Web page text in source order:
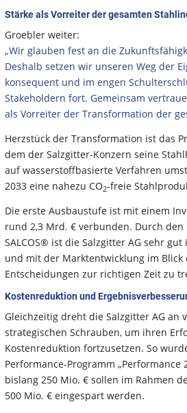
Stärke als Vorreiter der gesamten
Groebler weiter:
„Wir glauben fest an die
Deshalb setzen wir unseren Weg der
konsequent und im engen
Stakeholdern fort. Gemeinsam
als Vorreiter der Transformation der
Herzstück der Transformation ist das
dem der Salzgitter-Konzern seine
auf wasserstoffbasierte Verfahren
2033 eine nahezu CO2-freie
Die erste Ausbaustufe ist mit einem
rund 2,3 Mrd. € verbunden. Durch
SALCOS® ist die Salzgitter AG sehr
und mit der Marktentwicklung im
Entscheidungen zur richtigen Zeit zu
Kostenreduktion und
Gleichzeitig dreht die Salzgitter AG an
strategischen Schrauben, um ihren
Kostenreduktion fortzusetzen. So
Performance-Programm „Performance
bislang 250 Mio. € sollen im Rahmen
500 Mio. € eingespart werden.